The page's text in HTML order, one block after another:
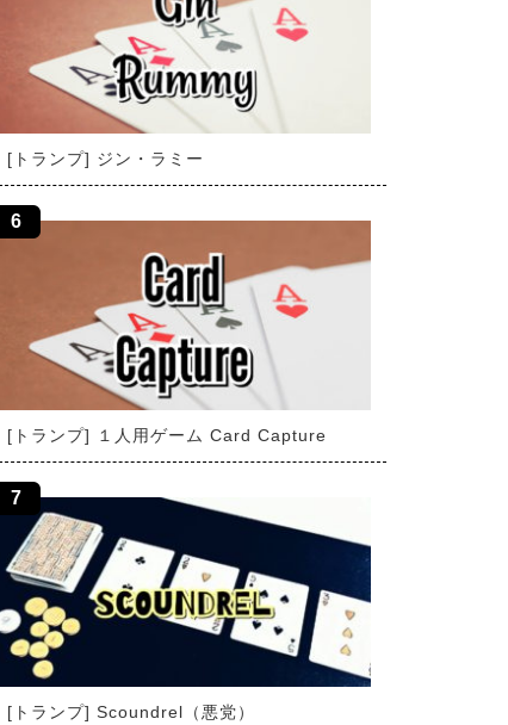
[トランプ] ジン・ラミー
[トランプ] １人用ゲーム Card Capture
[トランプ] Scoundrel（悪党）